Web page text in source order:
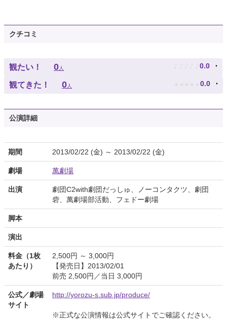
クチコミ
観たい！ 0人 ♪ ♪ ♪ ♪ ♪ 0.0
観てきた！ 0人 ★ ★ ★ ★ ★ 0.0
公演詳細
期間 2013/02/22 (金) ～ 2013/02/22 (金)
劇場 萬劇場
出演
劇団C2with劇団だっしゅ、ノーコンタクツ、劇団
砦、萬劇場部活動、フェドー劇場
脚本
演出
料金（1枚
あたり）
2,500円 ～ 3,000円
【発売日】2013/02/01
前売 2,500円／当日 3,000円
公式／劇場
サイト
http://yorozu-s.sub.jp/produce/
※正式な公演情報は公式サイトでご確認ください。